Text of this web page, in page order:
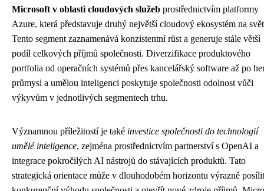
Microsoft v oblasti cloudových služeb prostřednictvím platformy
Azure, která představuje druhý největší cloudový ekosystém na
Tento segment zaznamenává konzistentní růst a generuje stále větší
podíl celkových příjmů společnosti. Diverzifikace produktového
portfolia od operačních systémů přes kancelářský software až po
průmysl a umělou inteligenci poskytuje společnosti odolnost vůči
výkyvům v jednotlivých segmentech trhu.
Významnou příležitostí je také investice společnosti do technologií
umělé inteligence, zejména prostřednictvím partnerství s OpenAI a
integrace pokročilých AI nástrojů do stávajících produktů. Tato
strategická orientace může v dlouhodobém horizontu výrazně posílit